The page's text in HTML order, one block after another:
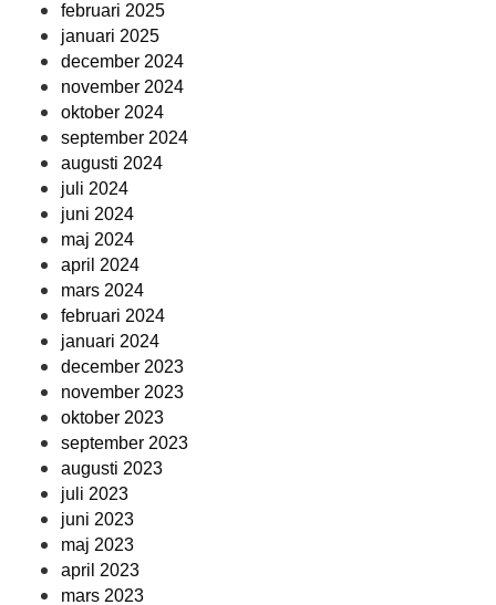
februari 2025
januari 2025
december 2024
november 2024
oktober 2024
september 2024
augusti 2024
juli 2024
juni 2024
maj 2024
april 2024
mars 2024
februari 2024
januari 2024
december 2023
november 2023
oktober 2023
september 2023
augusti 2023
juli 2023
juni 2023
maj 2023
april 2023
mars 2023